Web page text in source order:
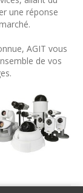
une réponse
AGIT vous
de vos